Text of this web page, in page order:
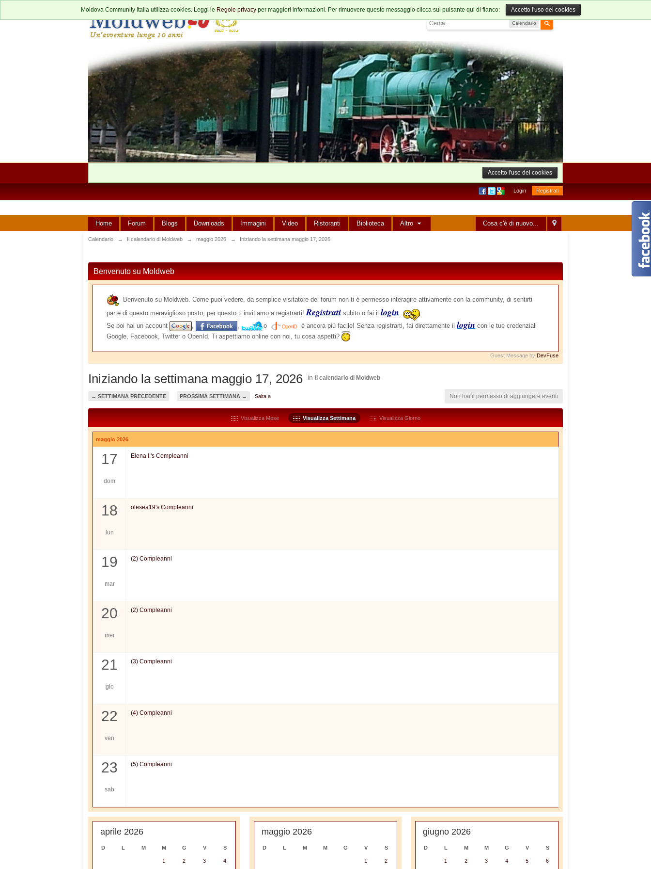
Calendario
Moldova Community Italia utilizza cookies. Leggi le Regole privacy per maggiori informazioni. Per rimuovere questo messaggio clicca sul pulsante qui di fianco: Accetto l'uso dei cookies
Accetto l'uso dei cookies
Login Registrati
Cosa c'è di nuovo...
Home Forum Blogs Downloads Immagini Video Ristoranti Biblioteca Altro
Calendario → Il calendario di Moldweb → maggio 2026 → Iniziando la settimana maggio 17, 2026
Benvenuto su Moldweb
Benvenuto su Moldweb. Come puoi vedere, da semplice visitatore del forum non ti è permesso interagire attivamente con la community, di sentirti
parte di questo meraviglioso posto, per questo ti invitiamo a registrarti!Registrati subito o fai il login.
Se poi hai un account
, , o è ancora più facile! Senza registrarti, fai direttamente il login con le tue credenziali
Google, Facebook, Twitter o OpenId. Ti aspettiamo online con noi, tu cosa aspetti?
Guest Message by DevFuse
Iniziando la settimana maggio 17, 2026 in Il calendario di Moldweb
← SETTIMANA PRECEDENTE PROSSIMA SETTIMANA → Salta a Non hai il permesso di aggiungere eventi
Visualizza Mese Visualizza Settimana Visualizza Giorno
maggio 2026
17
dom
Elena I.'s Compleanni
18
lun
olesea19's Compleanni
19
mar
(2) Compleanni
20
mer
(2) Compleanni
21
gio
(3) Compleanni
22
ven
(4) Compleanni
23
sab
(5) Compleanni
aprile 2026
D L M M G V S
1 2 3 4
maggio 2026
D L M M G V S
1 2
giugno 2026
D L M M G V S
1 2 3 4 5 6